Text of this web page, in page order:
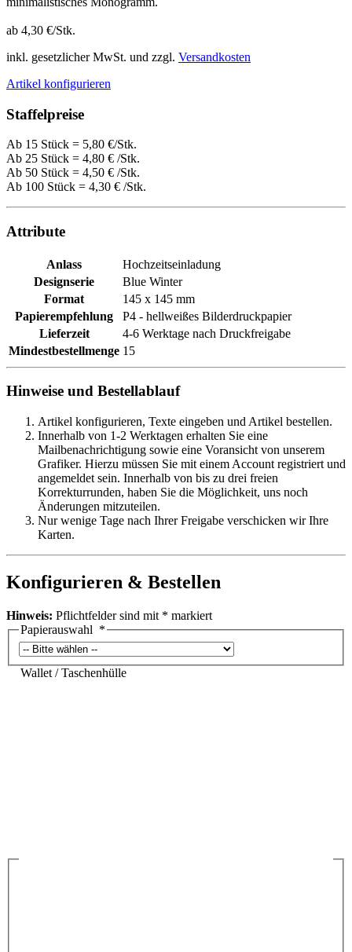
ab 4,30 €/Stk.
inkl. gesetzlicher MwSt. und zzgl. Versandkosten
Artikel konfigurieren
Staffelpreise
Ab 15 Stück = 5,80 €/Stk.
Ab 25 Stück = 4,80 € /Stk.
Ab 50 Stück = 4,50 € /Stk.
Ab 100 Stück = 4,30 € /Stk.
Attribute
Anlass
Hochzeitseinladung
Designserie
Blue Winter
Format
145 x 145 mm
Papierempfehlung
P4 - hellweißes Bilderdruckpapier
Lieferzeit
4-6 Werktage nach Druckfreigabe
Mindestbestellmenge 15
Hinweise und Bestellablauf
Artikel konfigurieren, Texte eingeben und Artikel bestellen.
Innerhalb von 1-2 Werktagen erhalten Sie eine
Mailbenachrichtigung sowie eine Voransicht von unserem
Grafiker. Hierzu müssen Sie mit einem Account registriert und
angemeldet sein. Innerhalb von bis zu drei freien
Korrekturrunden, haben Sie die Möglichkeit, uns noch
Änderungen mitzuteilen.
Nur wenige Tage nach Ihrer Freigabe verschicken wir Ihre
Karten.
Konfigurieren & Bestellen
Hinweis: Pflichtfelder sind mit * markiert
Papierauswahl *
Wallet / Taschenhülle